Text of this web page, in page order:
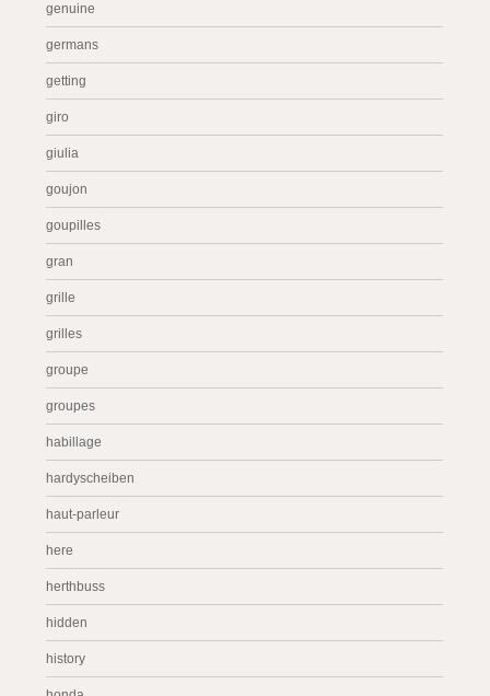
genuine
germans
getting
giro
giulia
goujon
goupilles
gran
grille
grilles
groupe
groupes
habillage
hardyscheiben
haut-parleur
here
herthbuss
hidden
history